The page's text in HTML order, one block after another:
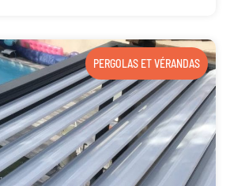
PERGOLAS ET VÉRANDAS